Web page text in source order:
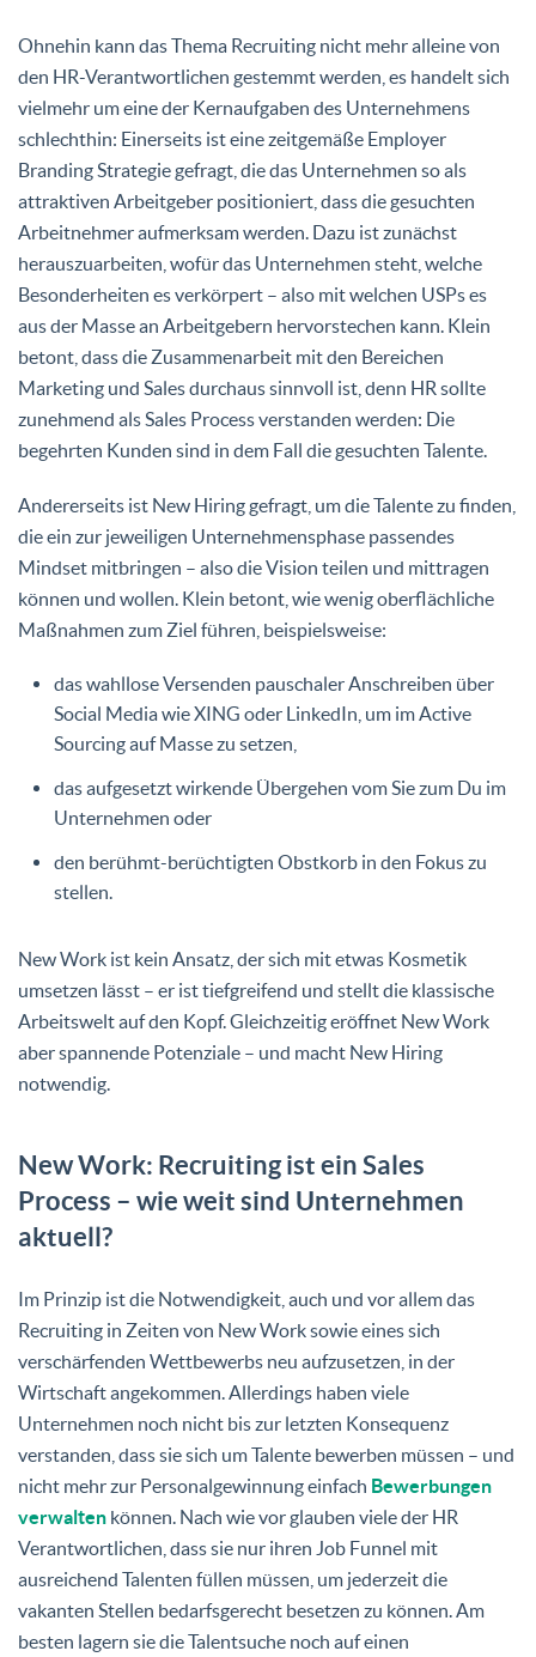
Ohnehin kann das Thema Recruiting nicht mehr alleine von
den HR-Verantwortlichen gestemmt werden, es handelt sich
vielmehr um eine der Kernaufgaben des Unternehmens
schlechthin: Einerseits ist eine zeitgemäße Employer
Branding Strategie gefragt, die das Unternehmen so als
attraktiven Arbeitgeber positioniert, dass die gesuchten
Arbeitnehmer aufmerksam werden. Dazu ist zunächst
herauszuarbeiten, wofür das Unternehmen steht, welche
Besonderheiten es verkörpert – also mit welchen USPs es
aus der Masse an Arbeitgebern hervorstechen kann. Klein
betont, dass die Zusammenarbeit mit den Bereichen
Marketing und Sales durchaus sinnvoll ist, denn HR sollte
zunehmend als Sales Process verstanden werden: Die
begehrten Kunden sind in dem Fall die gesuchten Talente.
Andererseits ist New Hiring gefragt, um die Talente zu finden,
die ein zur jeweiligen Unternehmensphase passendes
Mindset mitbringen – also die Vision teilen und mittragen
können und wollen. Klein betont, wie wenig oberflächliche
Maßnahmen zum Ziel führen, beispielsweise:
das wahllose Versenden pauschaler Anschreiben über
Social Media wie XING oder LinkedIn, um im Active
Sourcing auf Masse zu setzen,
das aufgesetzt wirkende Übergehen vom Sie zum Du im
Unternehmen oder
den berühmt-berüchtigten Obstkorb in den Fokus zu
stellen.
New Work ist kein Ansatz, der sich mit etwas Kosmetik
umsetzen lässt – er ist tiefgreifend und stellt die klassische
Arbeitswelt auf den Kopf. Gleichzeitig eröffnet New Work
aber spannende Potenziale – und macht New Hiring
notwendig.
New Work: Recruiting ist ein Sales
Process – wie weit sind Unternehmen
aktuell?
Im Prinzip ist die Notwendigkeit, auch und vor allem das
Recruiting in Zeiten von New Work sowie eines sich
verschärfenden Wettbewerbs neu aufzusetzen, in der
Wirtschaft angekommen. Allerdings haben viele
Unternehmen noch nicht bis zur letzten Konsequenz
verstanden, dass sie sich um Talente bewerben müssen – und
nicht mehr zur Personalgewinnung einfach Bewerbungen
verwalten können. Nach wie vor glauben viele der HR
Verantwortlichen, dass sie nur ihren Job Funnel mit
ausreichend Talenten füllen müssen, um jederzeit die
vakanten Stellen bedarfsgerecht besetzen zu können. Am
besten lagern sie die Talentsuche noch auf einen